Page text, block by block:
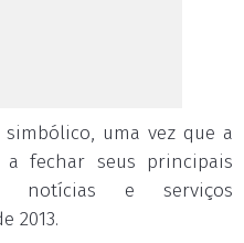
uma vez que a
a fechar seus principais
notícias e serviços
2013.